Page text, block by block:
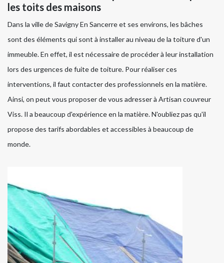
les toits des maisons
Dans la ville de Savigny En Sancerre et ses environs, les bâches
sont des éléments qui sont à installer au niveau de la toiture d'un
immeuble. En effet, il est nécessaire de procéder à leur installation
lors des urgences de fuite de toiture. Pour réaliser ces
interventions, il faut contacter des professionnels en la matière.
Ainsi, on peut vous proposer de vous adresser à Artisan couvreur
Viss. Il a beaucoup d'expérience en la matière. N'oubliez pas qu'il
propose des tarifs abordables et accessibles à beaucoup de
monde.